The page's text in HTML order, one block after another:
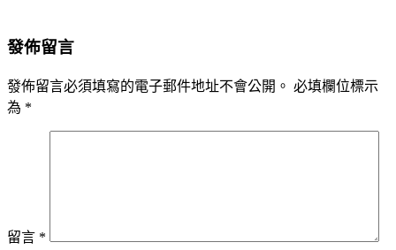
發佈留言
發佈留言必須填寫的電子郵件地址不會公開。 必填欄位標示
為 *
留言 *